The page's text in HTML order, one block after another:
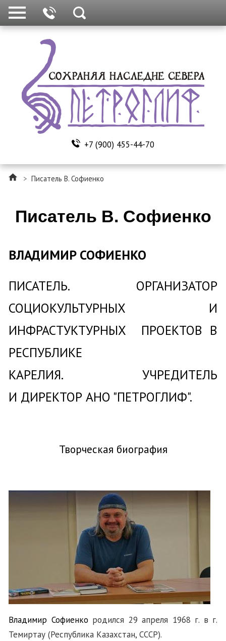
+7 (900) 455-44-70
> Писатель В. Софиенко
Писатель В. Софиенко
ВЛАДИМИР СОФИЕНКО
ПИСАТЕЛЬ. ОРГАНИЗАТОР
СОЦИОКУЛЬТУРНЫХ И
ИНФРАСТУКТУРНЫХ ПРОЕКТОВ В
РЕСПУБЛИКЕ
КАРЕЛИЯ. УЧРЕДИТЕЛЬ
И ДИРЕКТОР АНО "ПЕТРОГЛИФ".
Творческая биография
Владимир Софиенко родился 29 апреля 1968 г. в г.
Темиртау (Республика Казахстан, СССР).